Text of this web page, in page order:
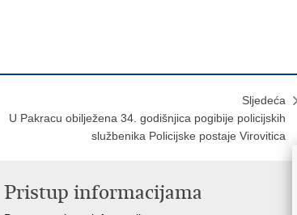
Sljedeća
U Pakracu obilježena 34. godišnjica pogibije policijskih
službenika Policijske postaje Virovitica
Pristup informacijama